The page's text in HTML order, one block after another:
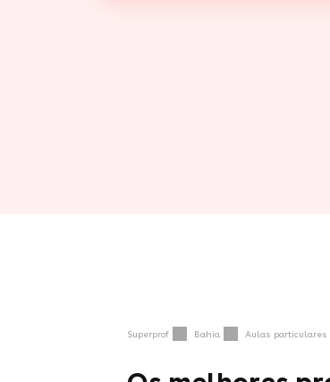
Superprof Bahia Aulas particulares